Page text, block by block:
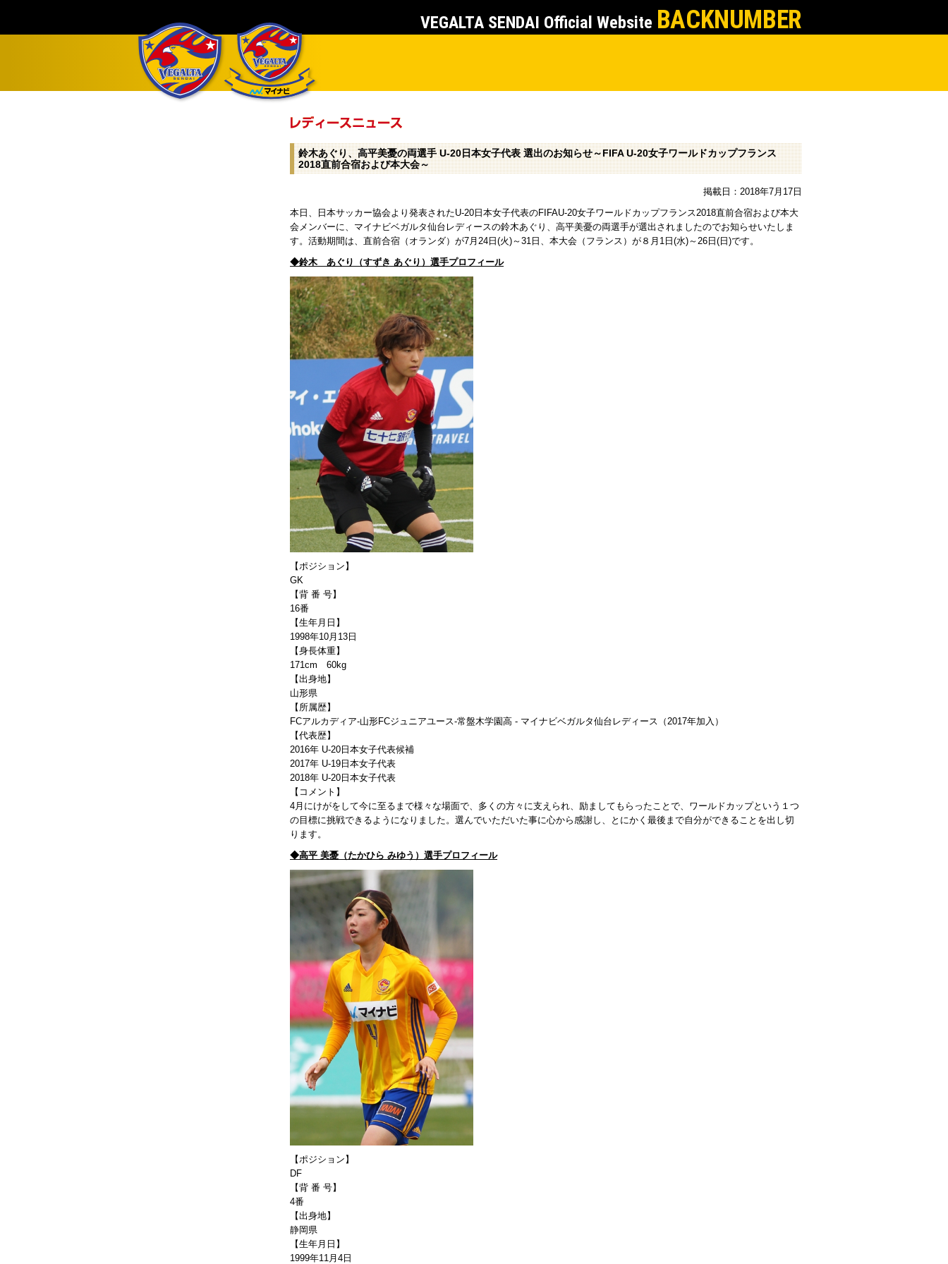
VEGALTA SENDAI Official Website BACKNUMBER
鈴木あぐり、高平美憂の両選手 U-20日本女子代表 選出のお知らせ～FIFA U-20女子ワールドカップフランス
2018直前合宿および本大会～
掲載日：2018年7月17日
本日、日本サッカー協会より発表されたU-20日本女子代表のFIFAU-20女子ワールドカップフランス2018直前合宿および本大
会メンバーに、マイナビベガルタ仙台レディースの鈴木あぐり、高平美憂の両選手が選出されましたのでお知らせいたしま
す。活動期間は、直前合宿（オランダ）が7月24日(火)～31日、本大会（フランス）が８月1日(水)～26日(日)です。
◆鈴木 あぐり（すずき あぐり） 選手プロフィール
【ポジション】
GK
【背 番 号】
16番
【生年月日】
1998年10月13日
【身長体重】
171cm 60kg
【出身地】
山形県
【所属歴】
FCアルカディア-山形FCジュニアユース-常盤木学園高 - マイナビベガルタ仙台レディース（2017年加入）
【代表歴】
2016年 U-20日本女子代表候補
2017年 U-19日本女子代表
2018年 U-20日本女子代表
【コメント】
4月にけがをして今に至るまで様々な場面で、多くの方々に支えられ、励ましてもらったことで、ワールドカップという１つ
の目標に挑戦できるようになりました。選んでいただいた事に心から感謝し、とにかく最後まで自分ができることを出し切
ります。
◆高平 美憂（たかひら みゆう）選手プロフィール
【ポジション】
DF
【背 番 号】
4番
【出身地】
静岡県
【生年月日】
1999年11月4日